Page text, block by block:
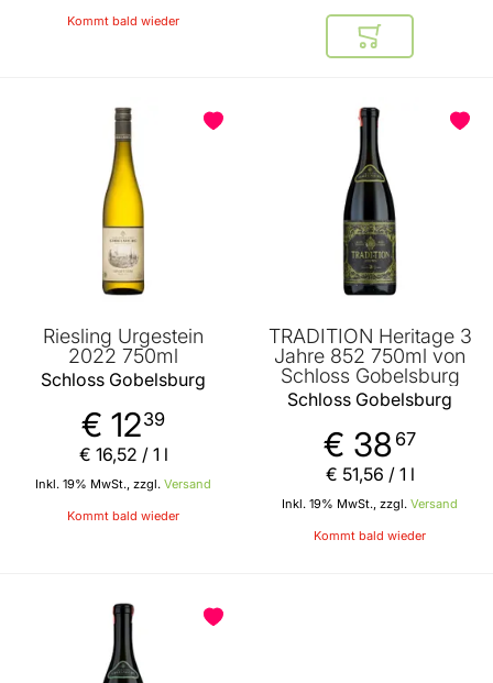
Kommt bald wieder
In den
Riesling Urgestein
2022 750ml
Schloss Gobelsburg
€ 1239
Inkl. 19% MwSt., zzgl. Versand
€ 16,52 / 1 l
Kommt bald wieder
TRADITION Heritage 3
Jahre 852 750ml von
Schloss Gobelsburg
Schloss Gobelsburg
€ 38 67
Inkl. 19% MwSt., zzgl. Versand
€ 51,56 / 1 l
Kommt bald wieder